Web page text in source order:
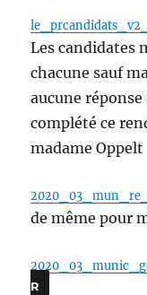
Les candidates
chacune sauf
aucune
complété ce
madame Oppelt
de même pour
R